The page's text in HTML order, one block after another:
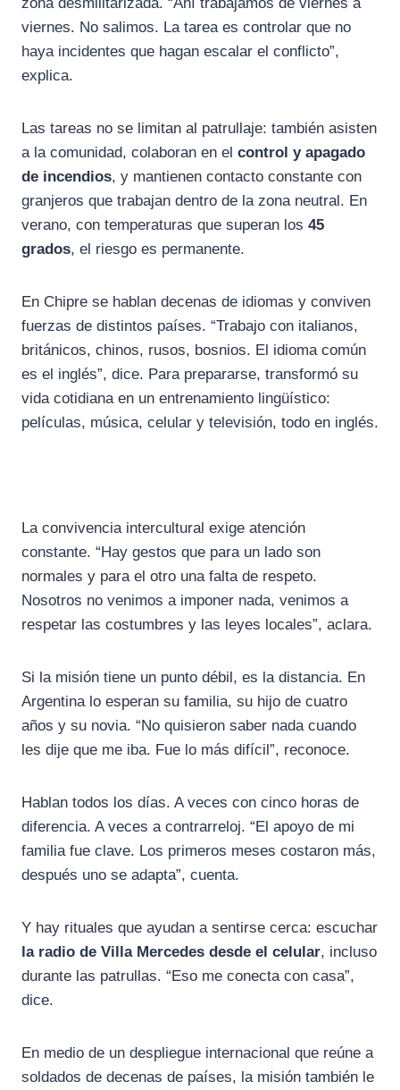
viernes. No salimos. La tarea es controlar que no
haya incidentes que hagan escalar el conflicto”,
explica.
Las tareas no se limitan al patrullaje: también asisten
a la comunidad, colaboran en el control y apagado
de incendios, y mantienen contacto constante con
granjeros que trabajan dentro de la zona neutral. En
verano, con temperaturas que superan los 45
grados, el riesgo es permanente.
En Chipre se hablan decenas de idiomas y conviven
fuerzas de distintos países. “Trabajo con italianos,
británicos, chinos, rusos, bosnios. El idioma común
es el inglés”, dice. Para prepararse, transformó su
vida cotidiana en un entrenamiento lingüístico:
películas, música, celular y televisión, todo en inglés.
La convivencia intercultural exige atención
constante. “Hay gestos que para un lado son
normales y para el otro una falta de respeto.
Nosotros no venimos a imponer nada, venimos a
respetar las costumbres y las leyes locales”, aclara.
Si la misión tiene un punto débil, es la distancia. En
Argentina lo esperan su familia, su hijo de cuatro
años y su novia. “No quisieron saber nada cuando
les dije que me iba. Fue lo más difícil”, reconoce.
Hablan todos los días. A veces con cinco horas de
diferencia. A veces a contrarreloj. “El apoyo de mi
familia fue clave. Los primeros meses costaron más,
después uno se adapta”, cuenta.
Y hay rituales que ayudan a sentirse cerca: escuchar
la radio de Villa Mercedes desde el celular, incluso
durante las patrullas. “Eso me conecta con casa”,
dice.
En medio de un despliegue internacional que reúne a
soldados de decenas de países, la misión también le